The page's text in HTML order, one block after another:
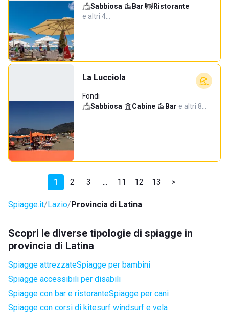
Sabbiosa· Bar· Ristorante·
e altri 4…
La Lucciola
Fondi
Sabbiosa· Cabine· Bar·e altri 8…
1 2 3 ... 11 12 13 >
Spiagge.it Lazio Provincia di Latina
Scopri le diverse tipologie di spiagge in
provincia di Latina
Spiagge attrezzateSpiagge per bambini
Spiagge accessibili per disabili
Spiagge con bar e ristoranteSpiagge per cani
Spiagge con corsi di kitesurf windsurf e vela